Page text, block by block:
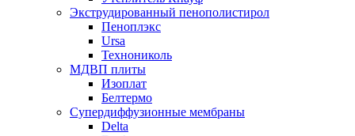
Экструдированный пенополистирол
Пеноплэкс
Ursa
Технониколь
МДВП плиты
Изоплат
Белтермо
Супердиффузионные мембраны
Delta